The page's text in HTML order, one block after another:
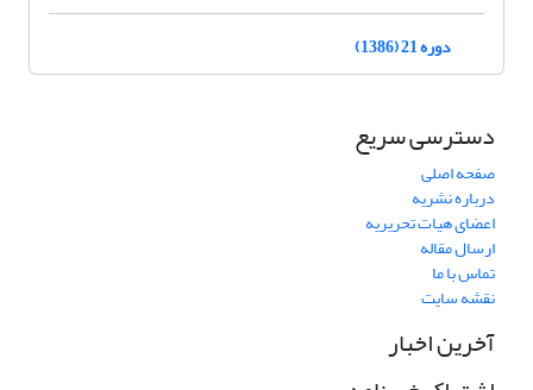
دوره 21 (1386)
دسترسی سریع
صفحه اصلی
درباره نشریه
اعضای هیات تحریریه
ارسال مقاله
تماس با ما
نقشه سایت
آخرین اخبار